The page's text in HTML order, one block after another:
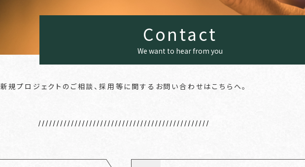
Contact
We want to hear from you
新規プロジェクトのご相談、採用等に関するお問い合わせはこちらへ。